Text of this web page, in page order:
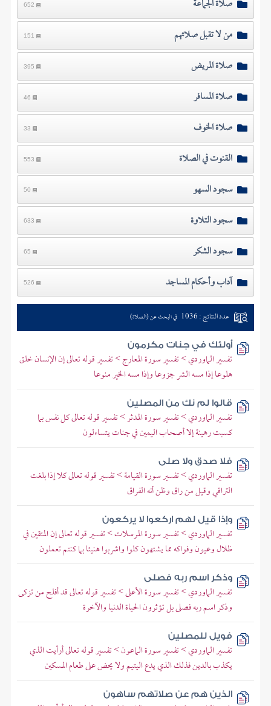
صلاة الجماعة 652
من لا تقبل صلاتهم 151
صلاة المريض 395
صلاة المسافر 46
صلاة الخوف 33
القنوت في الصلاة 553
سجود السهو 50
سجود التلاوة 633
سجود الشكر 65
آداب وأحكام المساجد 526
عدد النتائج : 1036 في البحث عن (الصلاة)
أولئك في جنات مكرمون
تفسير الماوردي > تفسير سورة المعارج > تفسير قوله تعالى إن الإنسان خلق
هلوعا إذا مسه الشر جزوعا وإذا مسه الخير منوعا
قالوا لم نك من المصلين
تفسير الماوردي > تفسير سورة المدثر > تفسير قوله تعالى كل نفس بما
كسبت رهينة إلا أصحاب اليمين في جنات يتساءلون
فلا صدق ولا صلى
تفسير الماوردي > تفسير سورة القيامة > تفسير قوله تعالى كلا إذا بلغت
التراقي وقيل من راق وظن أنه الفراق
وإذا قيل لهم اركعوا لا يركعون
تفسير الماوردي > تفسير سورة المرسلات > تفسير قوله تعالى إن المتقين في
ظلال وعيون وفواكه مما يشتهون كلوا واشربوا هنيئا بما كنتم تعملون
وذكر اسم ربه فصلى
تفسير الماوردي > تفسير سورة الأعلى > تفسير قوله تعالى قد أفلح من تزكى
وذكر اسم ربه فصلى بل تؤثرون الحياة الدنيا والآخرة
فويل للمصلين
تفسير الماوردي > تفسير سورة الماعون > تفسير قوله تعالى أرأيت الذي
يكذب بالدين فذلك الذي يدع اليتيم ولا يحض على طعام المسكين
الذين هم عن صلاتهم ساهون